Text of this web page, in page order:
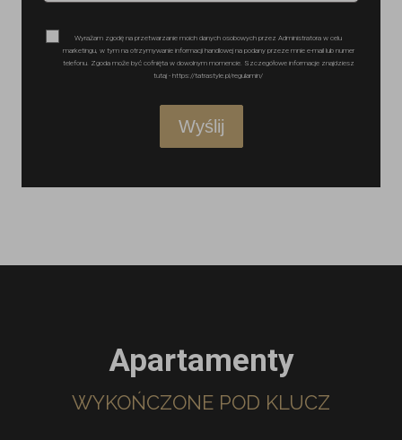
Wyrażam zgodę na przetwarzanie moich danych osobowych przez Administratora w celu
marketingu, w tym na otrzymywanie informacji handlowej na podany przeze mnie e-mail lub numer
telefonu. Zgoda może być cofnięta w dowolnym momencie. Szczegółowe informacje znajdziesz
tutaj - https://tatrastyle.pl/regulamin/
Wyślij
Apartamenty
WYKOŃCZONE POD KLUCZ